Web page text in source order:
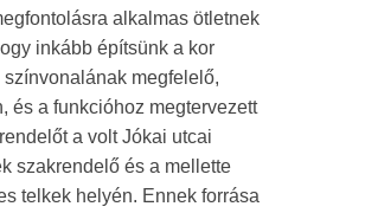
alkalmas ötletnek
inkább építsünk a kor
megfelelő,
és a funkcióhoz megtervezett
a volt Jókai utcai
szakrendelő és a mellette
telkek helyén. Ennek forrása